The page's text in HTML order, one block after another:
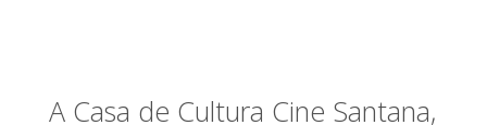
A Casa de Cultura Cine Santana,